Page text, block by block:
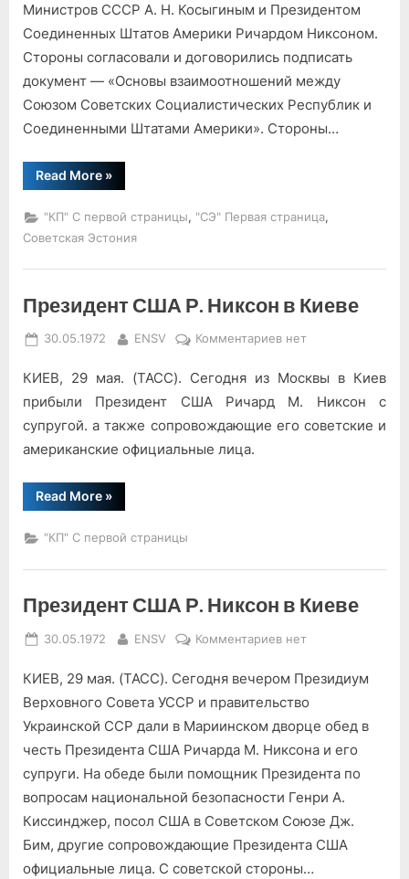
Министров СССР А. Н. Косыгиным и Президентом
Соединенных Штатов Америки Ричардом Никсоном.
Стороны согласовали и договорились подписать
документ — «Основы взаимоотношений между
Союзом Советских Социалистических Республик и
Соединенными Штатами Америки». Стороны…
Read More“Завершение
советско-
переговоров”
»
"КП" С первой страницы, "СЭ" Первая страница,
Советская Эстония
Президент США Р. Никсон в Киеве
Posted
30.05.1972 By
ENSV Комментариевк
Президент
США
нет
КИЕВ, 29 мая. (ТАСС). Сегодня из Москвы в Киев
прибыли Президент США Ричард М. Никсон с
супругой. а также сопровождающие его советские и
американские официальные лица.
Read More“Президент
США
Никсон
в
»
"КП" С первой страницы
Президент США Р. Никсон в Киеве
Posted
30.05.1972 By
ENSV Комментариевк
Президент
США
Никсон
в
Киеве
нет
КИЕВ, 29 мая. (ТАСС). Сегодня вечером Президиум
Верховного Совета УССР и правительство
Украинской ССР дали в Мариинском дворце обед в
честь Президента США Ричарда М. Никсона и его
супруги. На обеде были помощник Президента по
вопросам национальной безопасности Генри А.
Киссинджер, посол США в Советском Союзе Дж.
Бим, другие сопровождающие Президента США
официальные лица. С советской стороны…